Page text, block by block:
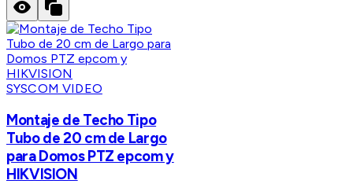
SYSCOM VIDEO
Montaje de Techo Tipo
Tubo de 20 cm de Largo
para Domos PTZ epcom y
HIKVISION